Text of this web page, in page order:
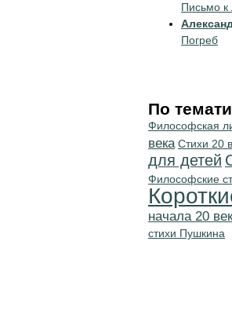
Письмо к
Погреб
По
Философская
века Стихи 20
для детей
Философские
начала 20
стихи Пушкина